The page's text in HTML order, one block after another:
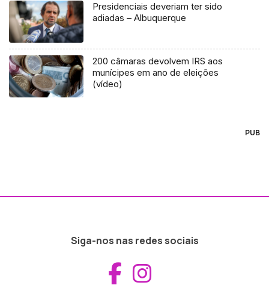
Presidenciais deveriam ter sido
adiadas – Albuquerque
200 câmaras devolvem IRS aos
munícipes em ano de eleições
(vídeo)
PUB
Siga-nos nas redes sociais
Aceder ao